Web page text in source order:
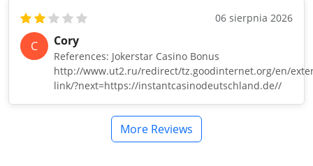
06 sierpnia 2026
C Cory
References: Jokerstar Casino Bonus
http://www.ut2.ru/redirect/tz.goodinternet.org/en/
link/?next=https://instantcasinodeutschland.de//
More Reviews